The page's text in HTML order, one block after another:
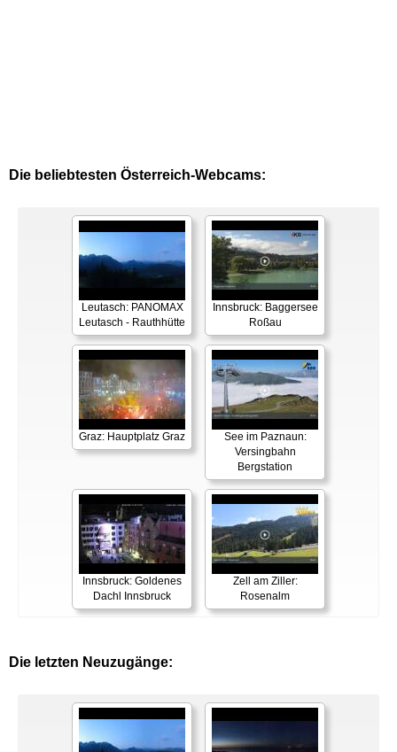
Die beliebtesten Österreich-Webcams:
Leutasch: PANOMAX
Leutasch - Rauthhütte
Innsbruck: Baggersee
Roßau
Graz: Hauptplatz Graz
See im Paznaun:
Versingbahn
Bergstation
Innsbruck: Goldenes
Dachl Innsbruck
Zell am Ziller:
Rosenalm
Die letzten Neuzugänge: